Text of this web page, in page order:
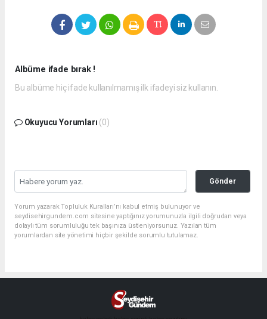
Albüme ifade bırak !
Bu albüme hiç ifade kullanılmamış ilk ifadeyi siz kullanın.
Okuyucu Yorumları (0)
Gönder
Yorum yazarak Topluluk Kuralları’nı kabul etmiş bulunuyor ve
seydisehirgundem.com sitesine yaptığınız yorumunuzla ilgili doğrudan veya
dolaylı tüm sorumluluğu tek başınıza üstleniyorsunuz. Yazılan tüm
yorumlardan site yönetimi hiçbir şekilde sorumlu tutulamaz.